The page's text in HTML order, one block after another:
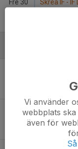
Fre 30
Skrea IF - IF
Sön 8
IF Leikin -
Halmstad
Vi använder
webbplats
även för